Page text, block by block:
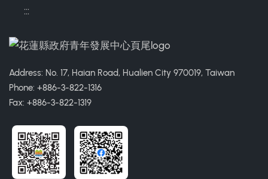
:::
Address: No. 17, Haian Road, Hualien City 970019, Taiwan
Phone: +886-3-822-1316
Fax: +886-3-822-1319